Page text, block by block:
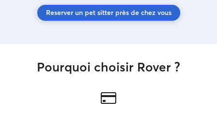
Reserver un pet sitter près de chez vous
Pourquoi choisir Rover ?